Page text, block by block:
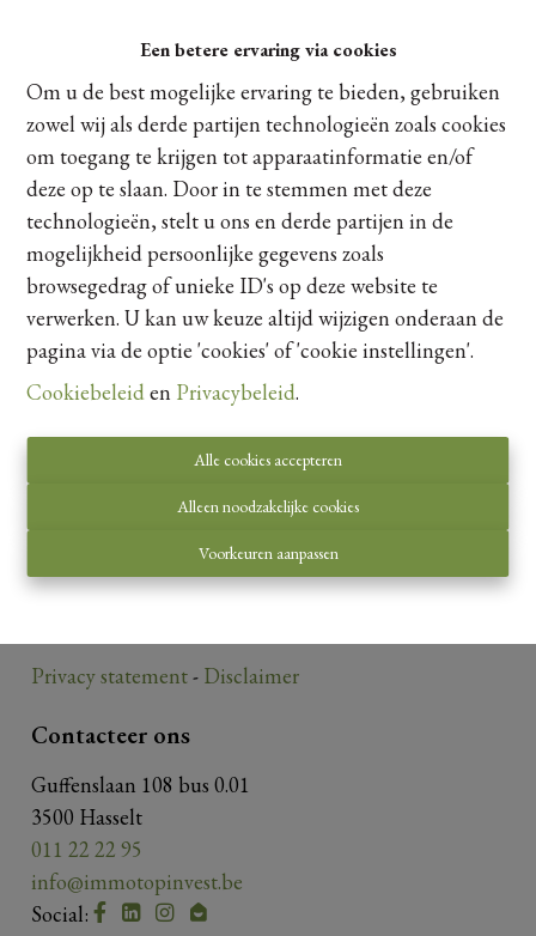
Een betere ervaring via cookies
Om u de best mogelijke ervaring te bieden, gebruiken
zowel wij als derde partijen technologieën zoals cookies
om toegang te krijgen tot apparaatinformatie en/of
deze op te slaan. Door in te stemmen met deze
technologieën, stelt u ons en derde partijen in de
mogelijkheid persoonlijke gegevens zoals
browsegedrag of unieke ID's op deze website te
verwerken. U kan uw keuze altijd wijzigen onderaan de
pagina via de optie 'cookies' of 'cookie instellingen'.
Cookiebeleiden Privacybeleid.
Alle cookies accepteren
Alleen noodzakelijke cookies
Voorkeuren aanpassen
Te koop Te huur
Toezichthoudende autoriteit:
Luxemburgstraat 16 B te 1000 Brussel.
Privacy statement- Disclaimer
Contacteer ons
Guffenslaan 108 bus 0.01
3500 Hasselt
011 22 22 95
info@immotopinvest.be
Social: